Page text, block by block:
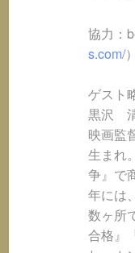
協力：
s.com/）
ゲスト
黒沢 清
映画監
生まれ
争』で
年には
数ヶ所
合格』